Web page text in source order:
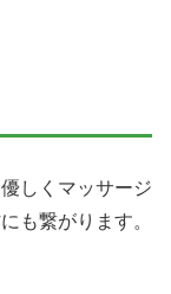
しくマッサージ
も繋がります。